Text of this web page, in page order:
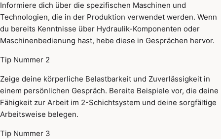
Informiere dich über die spezifischen Maschinen und
Technologien, die in der Produktion verwendet werden. Wenn
du bereits Kenntnisse über Hydraulik-Komponenten oder
Maschinenbedienung hast, hebe diese in Gesprächen hervor.
Tip Nummer 2
Zeige deine körperliche Belastbarkeit und Zuverlässigkeit in
einem persönlichen Gespräch. Bereite Beispiele vor, die deine
Fähigkeit zur Arbeit im 2-Schichtsystem und deine sorgfältige
Arbeitsweise belegen.
Tip Nummer 3